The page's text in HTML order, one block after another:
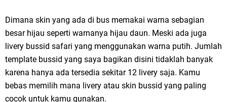
Dimana skin yang ada di bus memakai warna sebagian
besar hijau seperti warnanya hijau daun. Meski ada juga
livery bussid safari yang menggunakan warna putih. Jumlah
template bussid yang saya bagikan disini tidaklah banyak
karena hanya ada tersedia sekitar 12 livery saja. Kamu
bebas memilih mana livery atau skin bussid yang paling
cocok untuk kamu gunakan.